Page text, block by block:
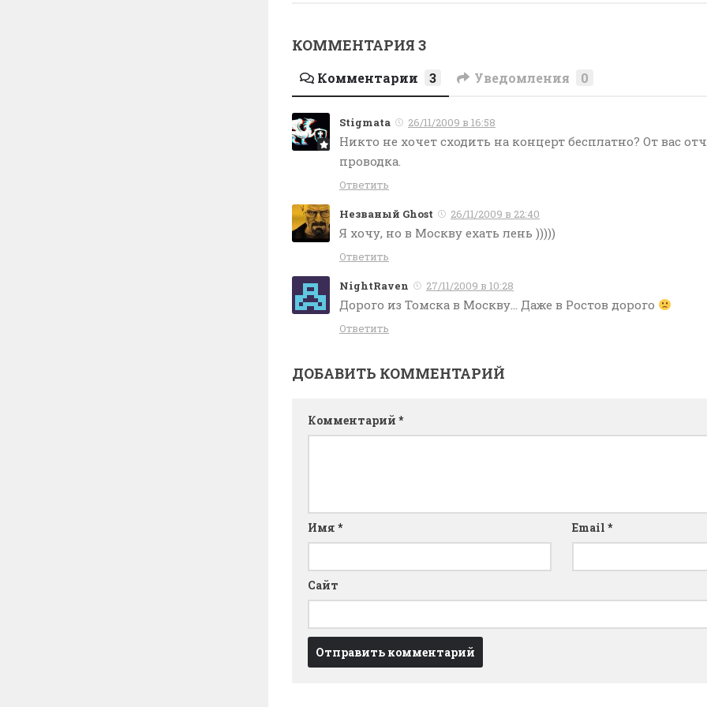
КОММЕНТАРИЯ 3
Комментарии 3 Уведомления 0
Stigmata 26/11/2009 в 16:58
Никто не хочет сходить на концерт бесплатно? От вас
проводка.
Ответить
Незваный Ghost 26/11/2009 в 22:40
Я хочу, но в Москву ехать лень )))))
Ответить
NightRaven 27/11/2009 в 10:28
Дорого из Томска в Москву… Даже в Ростов дорого
Ответить
ДОБАВИТЬ КОММЕНТАРИЙ
Комментарий *
Имя * Email *
Сайт